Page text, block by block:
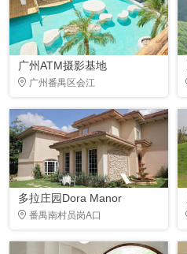
广州ATM摄影基地
广州番禺区会江
多拉庄园Dora Manor
番禺南村员岗A口